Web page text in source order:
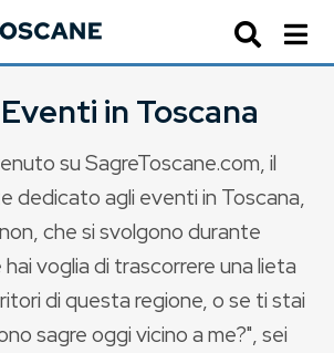
in Toscana
su SagreToscane.com, il
dedicato agli eventi in Toscana,
che si svolgono durante
voglia di trascorrere una lieta
di questa regione, o se ti stai
sagre oggi vicino a me?", sei